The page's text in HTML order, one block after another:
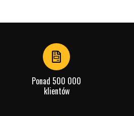
Ponad 500 000
klientów